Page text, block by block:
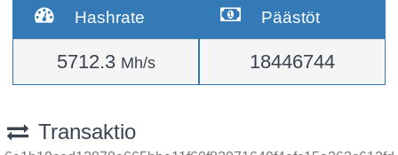
Hashrate
5712.3 Mh/s
Päästöt
18446744
Transaktio